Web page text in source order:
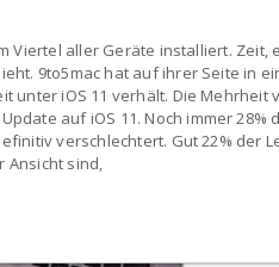
Viertel aller Geräte installiert.
9to5mac hat auf ihrer Seite in
unter iOS 11 verhält. Die Mehrheit
auf iOS 11. Noch immer
verschlechtert. Gut 22% der
Ansicht sind,